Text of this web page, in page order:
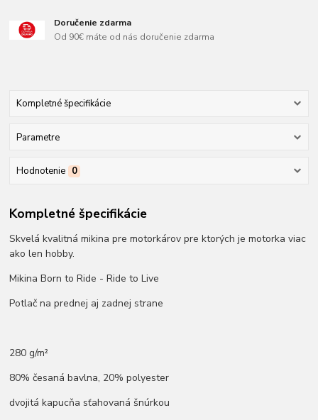
Doručenie zdarma
Od 90€ máte od nás doručenie zdarma
Kompletné špecifikácie
Parametre
Hodnotenie 0
Kompletné špecifikácie
Skvelá kvalitná mikina pre motorkárov pre ktorých je motorka viac
ako len hobby.
Mikina Born to Ride - Ride to Live
Potlač na prednej aj zadnej strane
280 g/m²
80% česaná bavlna, 20% polyester
dvojitá kapucňa sťahovaná šnúrkou